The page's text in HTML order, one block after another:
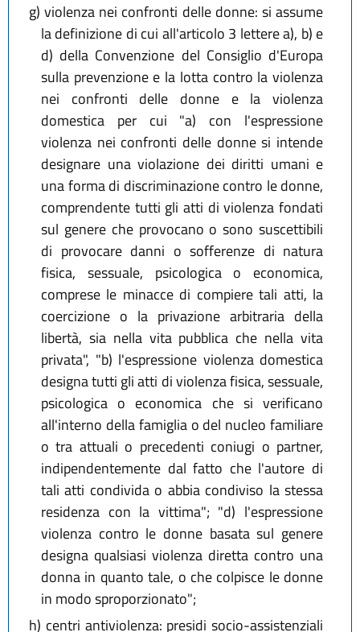
g) violenza nei confronti delle donne: si assume
la definizione di cui all'articolo 3 lettere a), b) e
d) della Convenzione del Consiglio d'Europa
sulla prevenzione e la lotta contro la violenza
nei confronti delle donne e la violenza
domestica per cui "a) con l'espressione
violenza nei confronti delle donne si intende
designare una violazione dei diritti umani e
una forma di discriminazione contro le donne,
comprendente tutti gli atti di violenza fondati
sul genere che provocano o sono suscettibili
di provocare danni o sofferenze di natura
fisica, sessuale, psicologica o economica,
comprese le minacce di compiere tali atti, la
coercizione o la privazione arbitraria della
libertà, sia nella vita pubblica che nella vita
privata", "b) l'espressione violenza domestica
designa tutti gli atti di violenza fisica, sessuale,
psicologica o economica che si verificano
all'interno della famiglia o del nucleo familiare
o tra attuali o precedenti coniugi o partner,
indipendentemente dal fatto che l'autore di
tali atti condivida o abbia condiviso la stessa
residenza con la vittima"; "d) l'espressione
violenza contro le donne basata sul genere
designa qualsiasi violenza diretta contro una
donna in quanto tale, o che colpisce le donne
in modo sproporzionato";
h) centri antiviolenza: presidi socio-assistenziali